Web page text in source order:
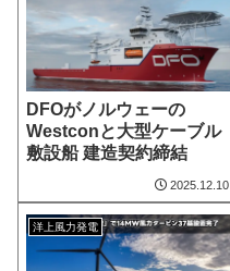
DFOがノルウェーの
Westconと大型ケーブル
敷設船 建造契約締結
2025.12.10
洋上風力発電